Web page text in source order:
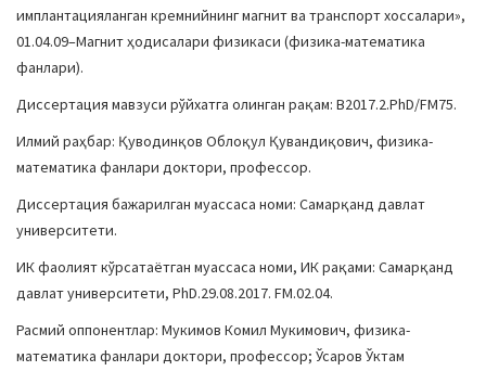
имплантацияланган кремнийнинг магнит ва транспорт хоссалари»,
01.04.09–Магнит ҳодисалари физикаси (физика-математика
фанлари).
Диссертация мавзуси рўйхатга олинган рақам: В2017.2.PhD/FM75.
Илмий раҳбар: Қуводинқов Облоқул Қувандиқович, физика-
математика фанлари доктори, профессор.
Диссертация бажарилган муассаса номи: Самарқанд давлат
университети.
ИК фаолият кўрсатаётган муассаса номи, ИК рақами: Самарқанд
давлат университети, PhD.29.08.2017. FM.02.04.
Расмий оппонентлар: Мукимов Комил Мукимович, физика-
математика фанлари доктори, профессор; Ўсаров Ўктам